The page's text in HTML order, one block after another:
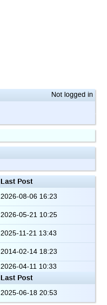
Not logged in
Last Post
2026-08-06 16:23
2026-05-21 10:25
2025-11-21 13:43
2014-02-14 18:23
2026-04-11 10:33
Last Post
2025-06-18 20:53